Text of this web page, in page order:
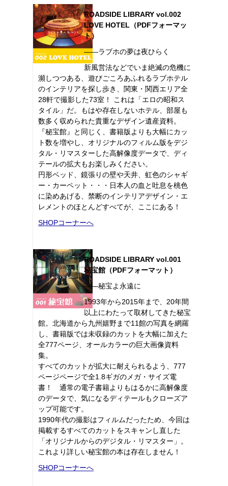
ROADSIDE LIBRARY vol.002
LOVE HOTEL（PDFフォーマッ
ト）
――ラブホの夢は夜ひらく
新風営法などでいま絶滅の危機に
瀕しつつある、遊びごころあふれるラブホテル
のインテリアを探し歩き、関東・関西エリア全
28軒で撮影した73室！ これは「エロの昭和ス
タイル」だ。もはや存在しないホテル、部屋も
数多く収められた貴重なデザイン遺産資料。
『秘宝館』と同じく、書籍版よりも大幅にカッ
ト数を増やし、オリジナルのフィルム版をデジ
タル・リマスターした高解像度データで、ディ
テールの拡大もお楽しみください。
円形ベッド、鏡張りの壁や天井、虹色のシャギ
ー・カーペット・・・日本人の血と吐息を桃色
に染めあげる、禁断のインテリアデザイン・エ
レメントのほとんどすべてが、ここにある！
SHOPコーナーへ
ROADSIDE LIBRARY vol.001
秘宝館（PDFフォーマット）
――秘宝よ永遠に
1993年から2015年まで、20年間
以上にわたって取材してきた秘宝
館。北海道から九州嬉野まで11館の写真を網羅
し、書籍版では未収録のカットを大幅に加えた
全777ページ、オールカラーの巨大画像資料
集。
すべてのカットが拡大に耐えられるよう、777
ページページで全1.8ギガのメガ・サイズ電
書！ 通常の電子書籍よりもはるかに高解像度
のデータで、気になるディテールもクローズア
ップ可能です。
1990年代の撮影はフィルムだったため、今回は
掲載するすべてのカットをスキャンし直した
「オリジナルからのデジタル・リマスター」。
これより詳しい秘宝館の本は存在しません！
SHOPコーナーへ